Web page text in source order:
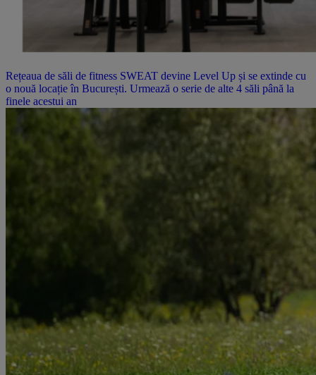
Rețeaua de săli de fitness SWEAT devine Level Up și se extinde cu
o nouă locație în București. Urmează o serie de alte 4 săli până la
finele acestui an